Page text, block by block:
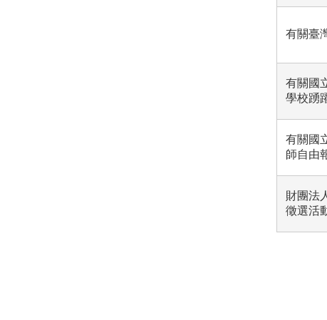
有關臺
有關國
學校踴
有關國
師自由
財團法
徵選活